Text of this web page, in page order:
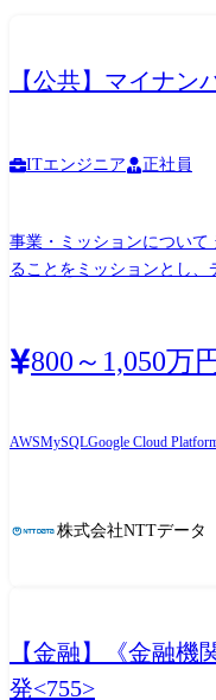
【公共】マイナ
ITエンジニア 正社員
事業・ミッションについ
ることをミッションとし
・アプリケーションエンジニアとして
マイナンバー制度の土台
ジェクトが多数のため、ステークホルダが多
800～1,050万
AWSMySQLGoogle Cloud
株式会社NTTデータ
【金融】《金融
発<755>